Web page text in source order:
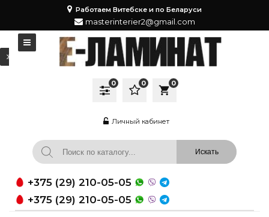
Работаем Витебске и по Беларуси
masterinterier2@gmail.com
local_grocery_store
0
0
0
+375 (29) 210-05-05
+375 (29) 210-05-05
Личный кабинет